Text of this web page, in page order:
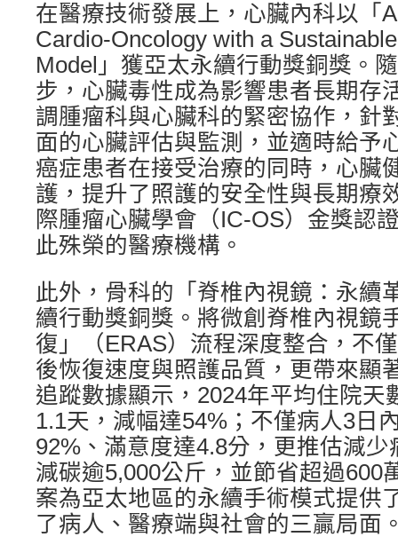
在醫療技術發展上，心臟內科以「
Cardio-Oncology with a
Model」獲亞太永續行動獎銅獎。
步，心臟毒性成為影響患者長期存
調腫瘤科與心臟科的緊密協作，針
面的心臟評估與監測，並適時給予
癌症患者在接受治療的同時，心臟
護，提升了照護的安全性與長期療
際腫瘤心臟學會（IC-OS）金獎認
此殊榮的醫療機構。
此外，骨科的「脊椎內視鏡：永續
續行動獎銅獎。將微創脊椎內視鏡
復」（ERAS）流程深度整合，不
後恢復速度與照護品質，更帶來顯
追蹤數據顯示，2024年平均住院天
1.1天，減幅達54%；不僅病人3日
92%、滿意度達4.8分，更推估減
減碳逾5,000公斤，並節省超過600
案為亞太地區的永續手術模式提供
了病人、醫療端與社會的三贏局面